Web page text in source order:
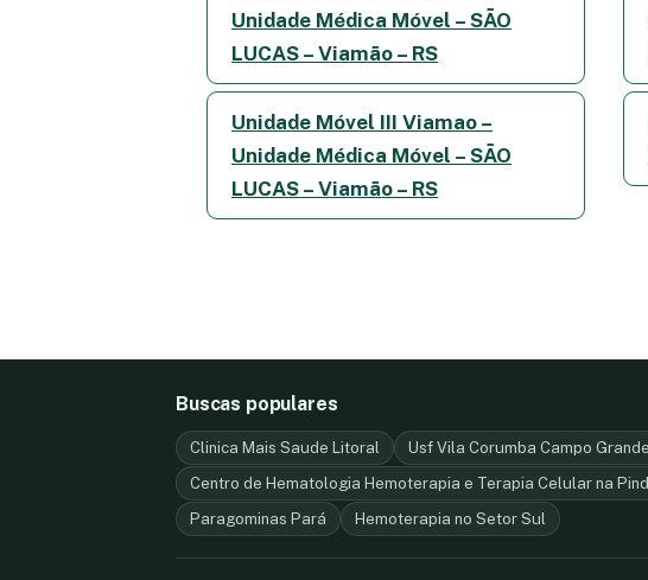
Unidade Médica Móvel – SÃO
LUCAS – Viamão – RS
Unidade Móvel III Viamao –
Unidade Médica Móvel – SÃO
LUCAS – Viamão – RS
Buscas populares
Clinica Mais Saude Litoral Usf Vila Corumba Campo Grande
Centro de Hematologia Hemoterapia e Terapia Celular na
Paragominas Pará
Hemoterapia no Setor Sul